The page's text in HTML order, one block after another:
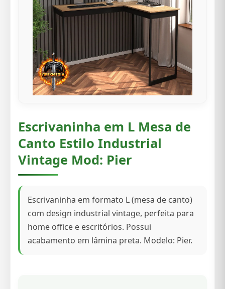
Escrivaninha em L Mesa de
Canto Estilo Industrial
Vintage Mod: Pier
Escrivaninha em formato L (mesa de canto)
com design industrial vintage, perfeita para
home office e escritórios. Possui
acabamento em lâmina preta. Modelo: Pier.